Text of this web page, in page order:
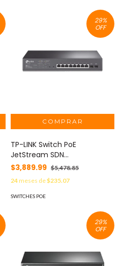
29%
OFF
TP-LINK Switch PoE
JetStream SDN
Administrable 8 puertos
10/100/1000 Mbps + 2 puertos
SFP, 8 puertos PoE, 150W,
administración centralizada
$3,889.99 $5,478.85
24meses de$235.07
SWITCHES POE
29%
OFF